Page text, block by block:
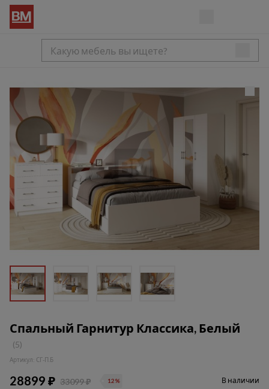
Спальный Гарнитур Классика, Белый
(5)
Артикул: СГ-П.Б
28899 ₽ 33099 ₽ 12% В наличии